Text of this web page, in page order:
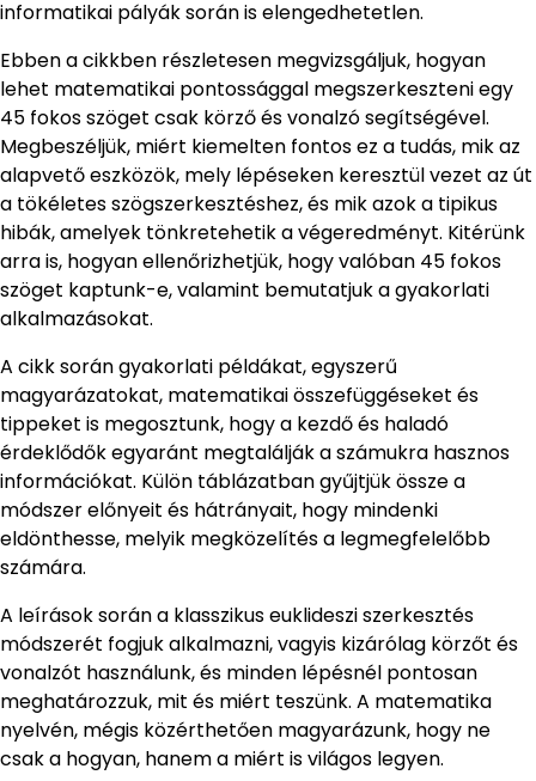
informatikai pályák során is elengedhetetlen.
Ebben a cikkben részletesen megvizsgáljuk, hogyan
lehet matematikai pontossággal megszerkeszteni egy
45 fokos szöget csak körző és vonalzó segítségével.
Megbeszéljük, miért kiemelten fontos ez a tudás, mik az
alapvető eszközök, mely lépéseken keresztül vezet az út
a tökéletes szögszerkesztéshez, és mik azok a tipikus
hibák, amelyek tönkretehetik a végeredményt. Kitérünk
arra is, hogyan ellenőrizhetjük, hogy valóban 45 fokos
szöget kaptunk-e, valamint bemutatjuk a gyakorlati
alkalmazásokat.
A cikk során gyakorlati példákat, egyszerű
magyarázatokat, matematikai összefüggéseket és
tippeket is megosztunk, hogy a kezdő és haladó
érdeklődők egyaránt megtalálják a számukra hasznos
információkat. Külön táblázatban gyűjtjük össze a
módszer előnyeit és hátrányait, hogy mindenki
eldönthesse, melyik megközelítés a legmegfelelőbb
számára.
A leírások során a klasszikus euklideszi szerkesztés
módszerét fogjuk alkalmazni, vagyis kizárólag körzőt és
vonalzót használunk, és minden lépésnél pontosan
meghatározzuk, mit és miért teszünk. A matematika
nyelvén, mégis közérthetően magyarázunk, hogy ne
csak a hogyan, hanem a miért is világos legyen.